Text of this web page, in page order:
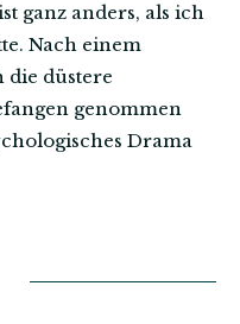
ganz anders, als ich
Nach einem
die düstere
genommen
Drama